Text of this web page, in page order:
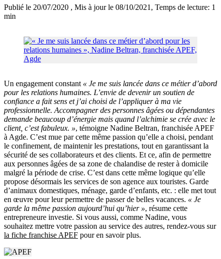
Publié le 20/07/2020 , Mis à jour le 08/10/2021, Temps de lecture: 1
min
Un engagement constant « Je me suis lancée dans ce métier d’abord
pour les relations humaines. L’envie de devenir un soutien de
confiance a fait sens et j’ai choisi de l’appliquer à ma vie
professionnelle. Accompagner des personnes âgées ou dépendantes
demande beaucoup d’énergie mais quand l’alchimie se crée avec le
client, c’est fabuleux. », témoigne Nadine Beltran, franchisée APEF
à Agde. C’est mue par cette même passion qu’elle a choisi, pendant
le confinement, de maintenir les prestations, tout en garantissant la
sécurité de ses collaborateurs et des clients. Et ce, afin de permettre
aux personnes âgées de sa zone de chalandise de rester à domicile
malgré la période de crise. C’est dans cette même logique qu’elle
propose désormais les services de son agence aux touristes. Garde
d’animaux domestiques, ménage, garde d’enfants, etc. : elle met tout
en œuvre pour leur permettre de passer de belles vacances. « Je
garde la même passion aujourd’hui qu’hier », résume cette
entrepreneure investie. Si vous aussi, comme Nadine, vous
souhaitez mettre votre passion au service des autres, rendez-vous sur
la fiche franchise APEF pour en savoir plus.